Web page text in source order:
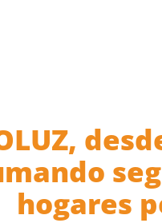
hogares